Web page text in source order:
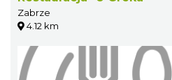
Zabrze
4.12 km